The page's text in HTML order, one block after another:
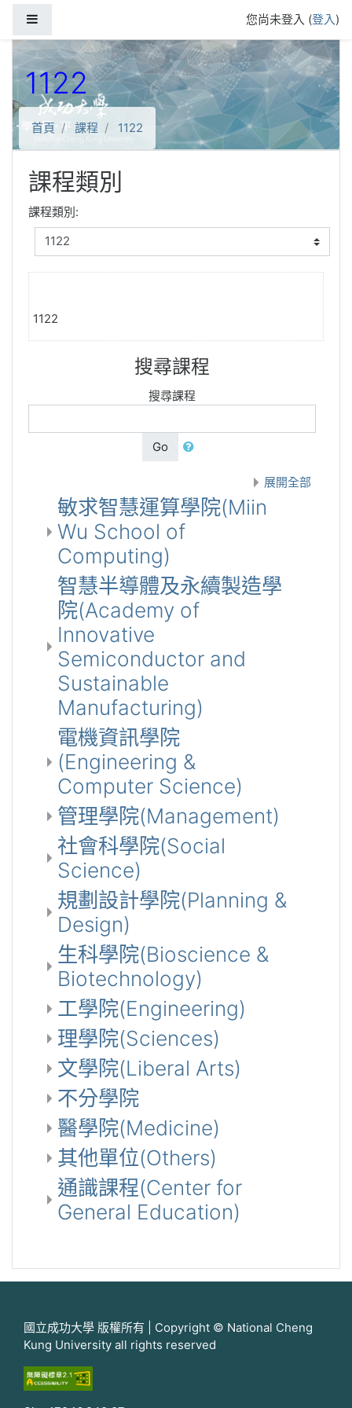
您尚未登入 (登入)
1122
首頁 課程 1122
課程類別
課程類別:
1122
搜尋課程
搜尋課程
Go
展開全部
敏求智慧運算學院(Miin
Wu School of
Computing)
智慧半導體及永續製造學
院(Academy of
Innovative
Semiconductor and
Sustainable
Manufacturing)
電機資訊學院
(Engineering &
Computer Science)
管理學院(Management)
社會科學院(Social
Science)
規劃設計學院(Planning &
Design)
生科學院(Bioscience &
Biotechnology)
工學院(Engineering)
理學院(Sciences)
文學院(Liberal Arts)
不分學院
醫學院(Medicine)
其他單位(Others)
通識課程(Center for
General Education)
國立成功大學 版權所有 | Copyright © National Cheng
Kung University all rights reserved